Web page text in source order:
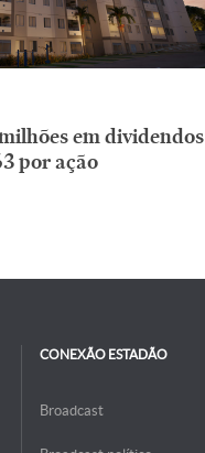
em dividendos
por ação
CONEXÃO ESTADÃO
Broadcast